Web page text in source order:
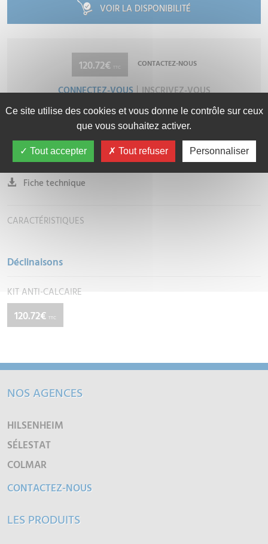
VOIR LA DISPONIBILITÉ
120.72€ TTC CONTACTEZ-NOUS
CONNECTEZ-VOUS INSCRIVEZ-VOUS
Caractéristiques techniques
DOCUMENTATION TECHNIQUE
Fiche technique
CARACTÉRISTIQUES
Déclinaisons
KIT ANTI-CALCAIRE
120.72€ TTC
NOS AGENCES
HILSENHEIM
SÉLESTAT
COLMAR
CONTACTEZ-NOUS
LES PRODUITS
Ce site utilise des cookies et vous donne le contrôle sur ceux
que vous souhaitez activer.
Tout accepter Tout refuser Personnaliser